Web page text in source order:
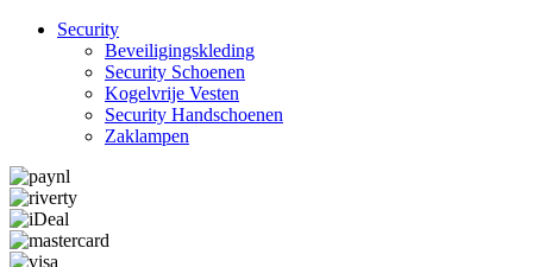
Security
Beveiligings­­kleding
Security Schoenen
Kogelvrije Vesten
Security Hand­­schoenen
Zaklampen